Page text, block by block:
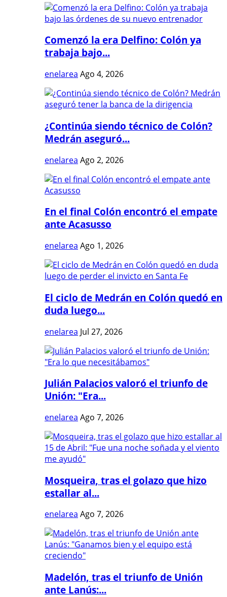
Comenzó la era Delfino: Colón ya
trabaja bajo...
enelarea Ago 4, 2026
¿Continúa siendo técnico de Colón?
Medrán aseguró...
enelarea Ago 2, 2026
En el final Colón encontró el empate
ante Acasusso
enelarea Ago 1, 2026
El ciclo de Medrán en Colón quedó en
duda luego...
enelarea Jul 27, 2026
Julián Palacios valoró el triunfo de
Unión: "Era...
enelarea Ago 7, 2026
Mosqueira, tras el golazo que hizo
estallar al...
enelarea Ago 7, 2026
Madelón, tras el triunfo de Unión
ante Lanús:...